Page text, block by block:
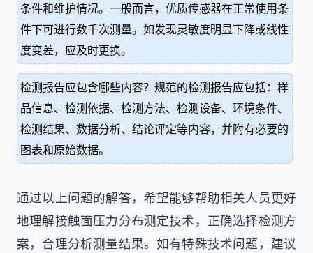
条件和维护情况。一般而言，优质传感器在正常使用条
件下可进行数千次测量。如发现灵敏度明显下降或线性
度变差，应及时更换。
检测报告应包含哪些内容？规范的检测报告应包括：样
品信息、检测依据、检测方法、检测设备、环境条件、
检测结果、数据分析、结论评定等内容，并附有必要的
图表和原始数据。
通过以上问题的解答，希望能够帮助相关人员更好
地理解接触面压力分布测定技术，正确选择检测方
案，合理分析测量结果。如有特殊技术问题，建议